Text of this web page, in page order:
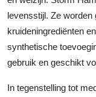
levensstijl. Ze
kruideningrediënten
synthetische
gebruik en geschikt
In tegenstelling tot